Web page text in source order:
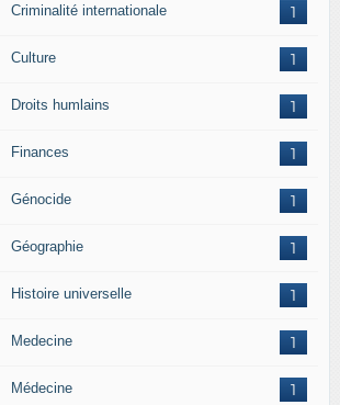
1
Criminalité internationale
1
Culture
1
Droits humlains
1
Finances
1
Génocide
1
Géographie
1
Histoire universelle
1
Medecine
1
Médecine